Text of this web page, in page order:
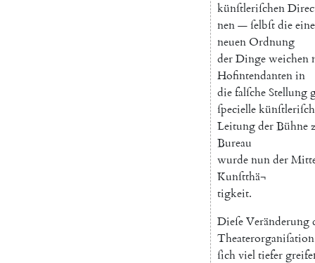
künſtleriſchen
nen—ſelbſtdie
neuenOrdnung
derDingeweichen
Hofintendantenin
diefalſcheStellung
ſpecielle
LeitungderBühne
Bureau
wurdenunder
Kunſtthä¬
tigkeit.
DieſeVeränderung
Theaterorganiſation
ſichvieltiefer